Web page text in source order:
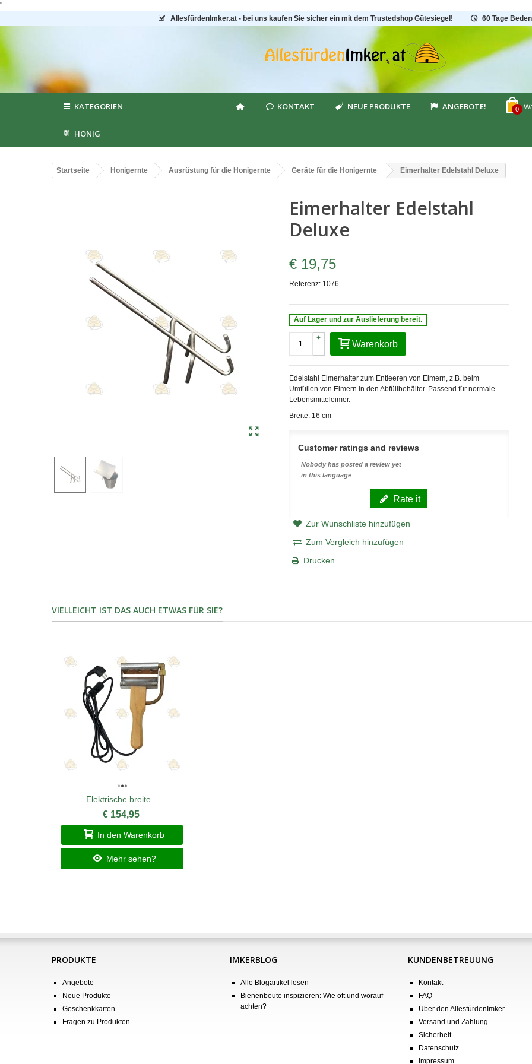
"
AllesfürdenImker.at - bei uns kaufen Sie sicher ein mit dem Trustedshop Gütesiegel!
60 Tage
0
KATEGORIEN KONTAKT NEUE PRODUKTE ANGEBOTE!
HONIG
Startseite Honigernte Ausrüstung für die Honigernte Geräte für die Honigernte Eimerhalter Edelstahl Deluxe
Eimerhalter Edelstahl
Deluxe
€ 19,75
Referenz: 1076
Auf Lager und zur Auslieferung bereit.
-
+
Warenkorb
Edelstahl Eimerhalter zum Entleeren von Eimern, z.B. beim
Umfüllen von Eimern in den Abfüllbehälter. Passend für normale
Lebensmitteleimer.
Breite: 16 cm
Customer ratings and reviews
Nobody has posted a review yet
in this language
Rate it
Zur Wunschliste hinzufügen
Zum Vergleich hinzufügen
Drucken
VIELLEICHT IST DAS AUCH ETWAS FÜR SIE?
Elektrische breite...
€ 154,95
In den Warenkorb
Mehr sehen?
PRODUKTE
Angebote
Neue Produkte
Geschenkkarten
Fragen zu Produkten
IMKERBLOG
Alle Blogartikel lesen
Bienenbeute inspizieren: Wie oft und worauf
achten?
KUNDENBETREUUNG
Kontakt
FAQ
Über den AllesfürdenImker
Versand und Zahlung
Sicherheit
Datenschutz
Impressum